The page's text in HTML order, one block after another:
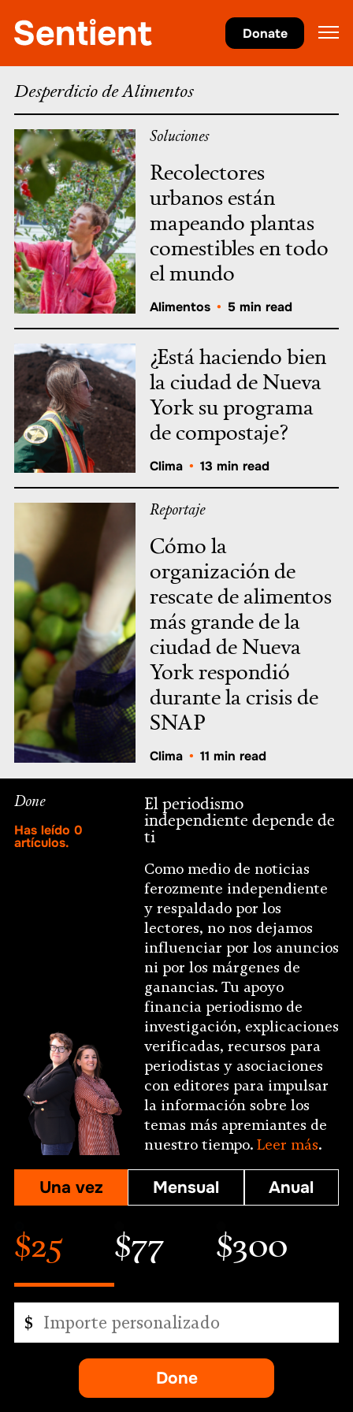
Donate
Desperdicio de Alimentos
Desperdicio de Alimentos
Soluciones
Recolectores
urbanos están
mapeando plantas
comestibles en todo
el mundo
Alimentos • 5 min read
¿Está haciendo bien
la ciudad de Nueva
York su programa
de compostaje?
Clima • 13 min read
Reportaje
Cómo la
organización de
rescate de alimentos
más grande de la
ciudad de Nueva
York respondió
durante la crisis de
SNAP
Clima • 11 min read
Done
Has leído 0
artículos.
El periodismo
independiente depende de
ti
Como medio de noticias
ferozmente independiente
y respaldado por los
lectores, no nos dejamos
influenciar por los anuncios
ni por los márgenes de
ganancias. Tu apoyo
financia periodismo de
investigación, explicaciones
verificadas, recursos para
periodistas y asociaciones
con editores para impulsar
la información sobre los
temas más apremiantes de
nuestro tiempo. Leer más.
Una vez Mensual Anual
$25 $77 $300
personalizado
$
Done
-